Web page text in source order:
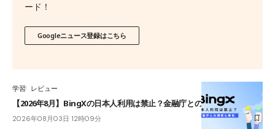
ード！
Googleニュース登録はこちら
学習 レビュー
【2026年8月】BingXの日本人利用は禁止？金融庁との関係も解説
2026年08月03日 12時09分